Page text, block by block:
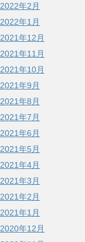
2022年2月
2022年1月
2021年12月
2021年11月
2021年10月
2021年9月
2021年8月
2021年7月
2021年6月
2021年5月
2021年4月
2021年3月
2021年2月
2021年1月
2020年12月